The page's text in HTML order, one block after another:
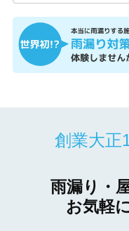
創業大正
雨漏り・
お気軽